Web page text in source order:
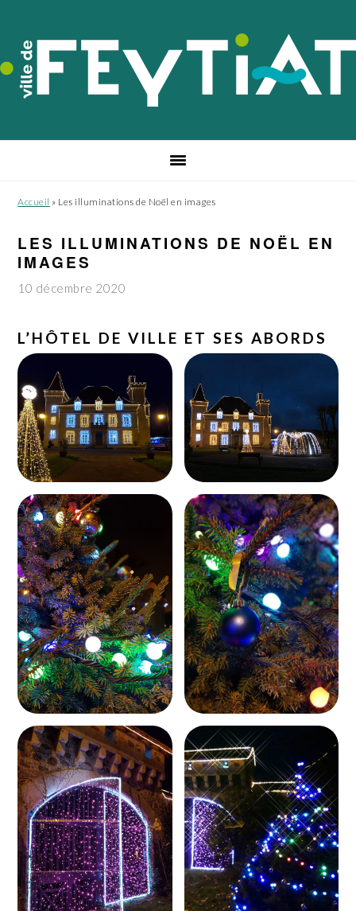
navigation
principale
contenu
principal
pied
de
page
Accueil » Les illuminations de Noël en images
LES ILLUMINATIONS DE NOËL EN
IMAGES
10 décembre 2020
L’HÔTEL DE VILLE ET SES ABORDS